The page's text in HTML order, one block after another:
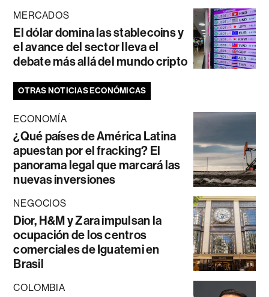
MERCADOS
El dólar domina las stablecoins y
el avance del sector lleva el
debate más allá del mundo cripto
OTRAS NOTICIAS ECONÓMICAS
ECONOMÍA
¿Qué países de América Latina
apuestan por el fracking? El
panorama legal que marcará las
nuevas inversiones
NEGOCIOS
Dior, H&M y Zara impulsan la
ocupación de los centros
comerciales de Iguatemi en
Brasil
COLOMBIA